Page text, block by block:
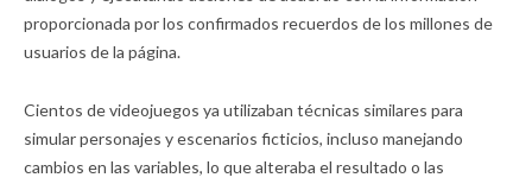
proporcionada por los confirmados recuerdos de los millones de
usuarios de la página.
Cientos de videojuegos ya utilizaban técnicas similares para
simular personajes y escenarios ficticios, incluso manejando
cambios en las variables, lo que alteraba el resultado o las